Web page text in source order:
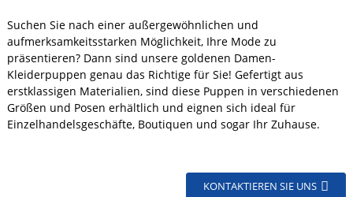
Suchen Sie nach einer außergewöhnlichen und
aufmerksamkeitsstarken Möglichkeit, Ihre Mode zu
präsentieren? Dann sind unsere goldenen Damen-
Kleiderpuppen genau das Richtige für Sie! Gefertigt aus
erstklassigen Materialien, sind diese Puppen in verschiedenen
Größen und Posen erhältlich und eignen sich ideal für
Einzelhandelsgeschäfte, Boutiquen und sogar Ihr Zuhause.
KONTAKTIEREN SIE UNS